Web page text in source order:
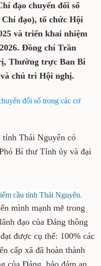
đạo chuyển đổi số
đạo), tổ chức Hội
và triển khai nhiệm
Đồng chí Trần
Thường trực Ban Bí
chủ trì Hội nghị.
đổi số trong các cơ
Thái Nguyên có
Bí thư Tỉnh ủy và đại
cầu tỉnh Thái Nguyên.
mình mạnh mẽ trong
đạo của Đảng thông
được cụ thể: 100% các
cấp xã đã hoàn thành
của Đảng, bảo đảm an